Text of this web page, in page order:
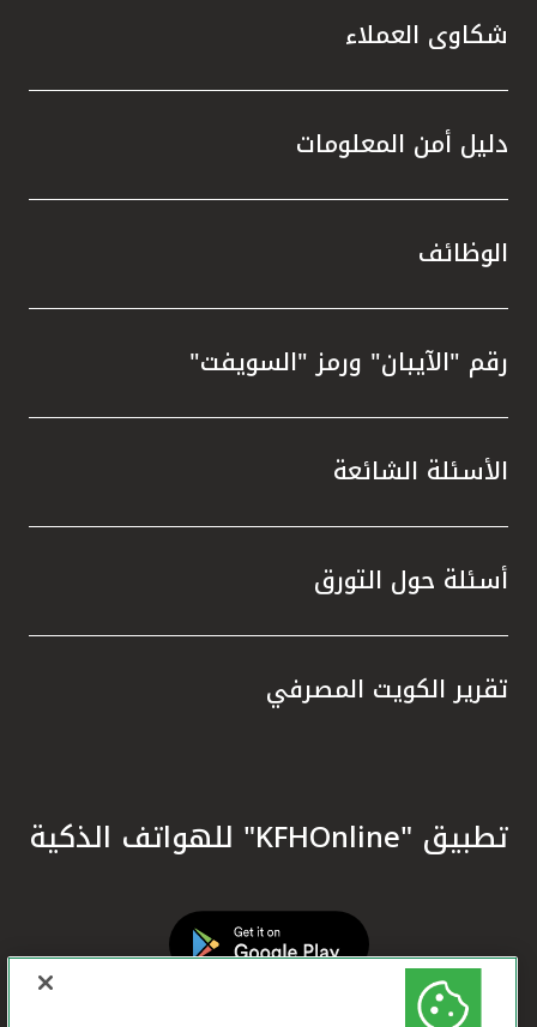
شكاوى العملاء
دليل أمن المعلومات
الوظائف
رقم "الآيبان" ورمز "السويفت"
الأسئلة الشائعة
أسئلة حول التورق
تقرير الكويت المصرفي
تطبيق "KFHOnline" للهواتف الذكية